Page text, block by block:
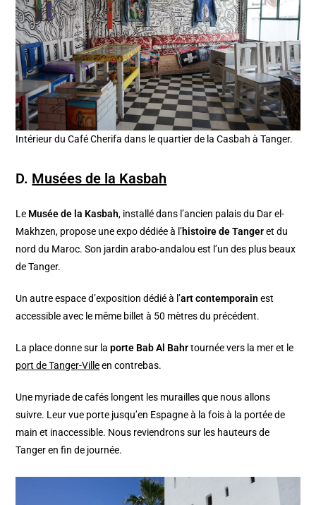
Intérieur du Café Cherifa dans le quartier de la Casbah à Tanger.
D. Musées de la Kasbah
Le Musée de la Kasbah, installé dans l’ancien palais du Dar el-
Makhzen, propose une expo dédiée à l’histoire de Tangeret du
nord du Maroc. Son jardin arabo-andalou est l’un des plus beaux
de Tanger.
Un autre espace d’exposition dédié à l’art contemporain est
accessible avec le même billet à 50 mètres du précédent.
La place donne sur laporte Bab Al Bahrtournée vers la mer et le
port de Tanger-Villeen contrebas.
Une myriade de cafés longent les murailles que nous allons
suivre. Leur vue porte jusqu’en Espagne à la fois à la portée de
main et inaccessible. Nous reviendrons sur les hauteurs de
Tanger en fin de journée.